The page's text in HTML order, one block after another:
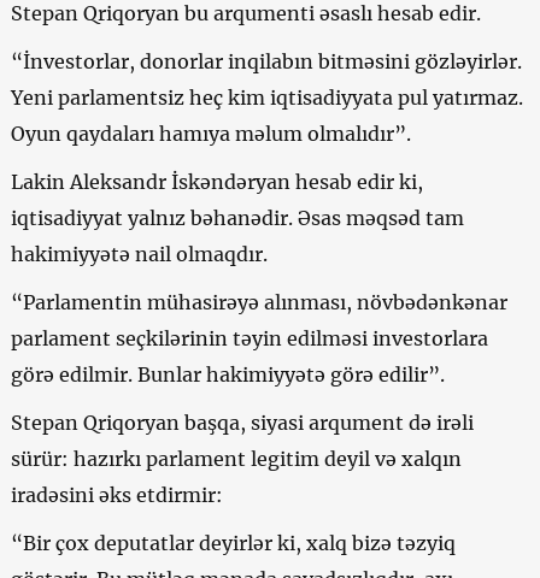
Stepan Qriqoryan bu arqumenti əsaslı hesab edir.
“İnvestorlar, donorlar inqilabın bitməsini gözləyirlər.
Yeni parlamentsiz heç kim iqtisadiyyata pul yatırmaz.
Oyun qaydaları hamıya məlum olmalıdır”.
Lakin Aleksandr İskəndəryan hesab edir ki,
iqtisadiyyat yalnız bəhanədir. Əsas məqsəd tam
hakimiyyətə nail olmaqdır.
“Parlamentin mühasirəyə alınması, növbədənkənar
parlament seçkilərinin təyin edilməsi investorlara
görə edilmir. Bunlar hakimiyyətə görə edilir”.
Stepan Qriqoryan başqa, siyasi arqument də irəli
sürür: hazırkı parlament legitim deyil və xalqın
iradəsini əks etdirmir:
“Bir çox deputatlar deyirlər ki, xalq bizə təzyiq